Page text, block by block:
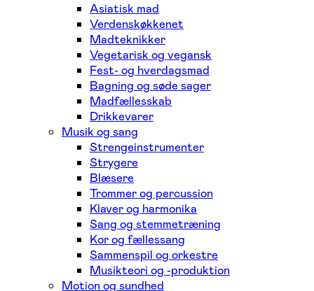
Asiatisk mad
Verdenskøkkenet
Madteknikker
Vegetarisk og vegansk
Fest- og hverdagsmad
Bagning og søde sager
Madfællesskab
Drikkevarer
Musik og sang
Strengeinstrumenter
Strygere
Blæsere
Trommer og percussion
Klaver og harmonika
Sang og stemmetræning
Kor og fællessang
Sammenspil og orkestre
Musikteori og -produktion
Motion og sundhed